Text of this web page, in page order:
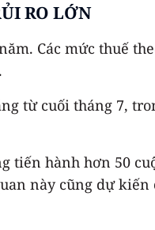
RO LỚN
Các mức thuế
từ cuối tháng 7,
tiến hành hơn 50
này cũng dự